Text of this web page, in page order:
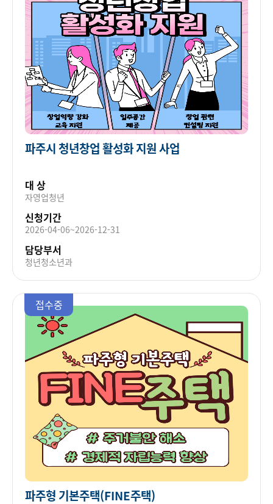
파주시 청년창업 활성화 지원 사업
대 상
자영업청년
신청기간
2026-04-06~2026-12-31
담당부서
청년청소년과
접수중
파주형 기본주택(FINE주택)